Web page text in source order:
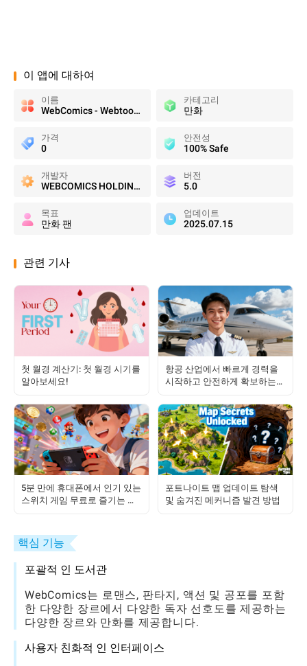
이 앱에 대하여
이름
WebComics - Webtoon & Manga
카테고리
만화
가격
0
안전성
100% Safe
개발자
WEBCOMICS HOLDINGS HK LIMITED
버전
5.0
목표
만화 팬
업데이트
2025.07.15
관련 기사
첫 월경 계산기: 첫 월경 시기를
알아보세요!
항공 산업에서 빠르게 경력을
시작하고 안전하게 확보하는
5분 만에 휴대폰에서 인기 있는
스위치 게임 무료로 즐기는 방
포트나이트 맵 업데이트 탐색
및 숨겨진 메커니즘 발견 방법
핵심 기능
포괄적 인 도서관
WebComics는 로맨스, 판타지, 액션 및 공포를 포함
한 다양한 장르에서 다양한 독자 선호도를 제공하는
다양한 장르와 만화를 제공합니다.
사용자 친화적 인 인터페이스